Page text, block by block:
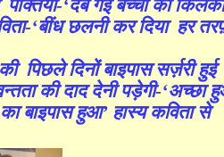
‘दब गई बच्चों की
-‘बींध छलनी कर दिया हर
पिछले दिनों बाइपास सर्ज़री हुई
की दाद देनी पड़ेगी-‘अच्छा
बाइपास हुआ’हास्य कविता से